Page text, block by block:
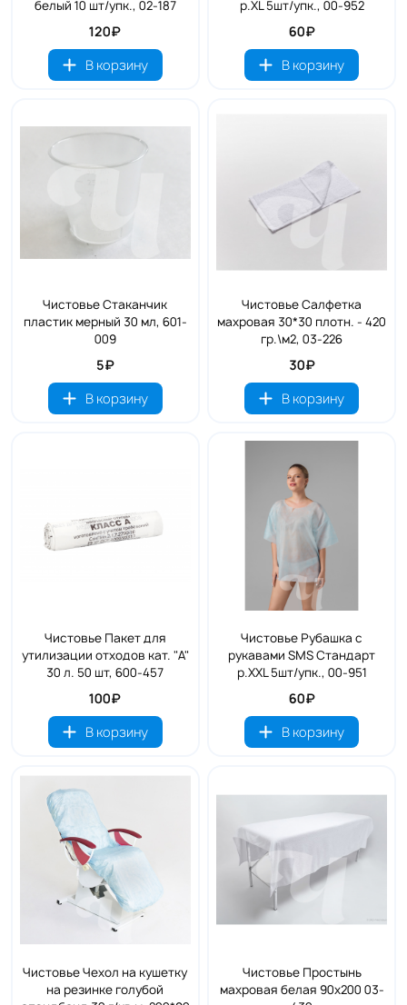
белый 10 шт/упк., 02-187
120₽
В корзину
р.ХL 5шт/упк., 00-952
60₽
В корзину
Чистовье Стаканчик
пластик мерный 30 мл, 601-
009
5₽
В корзину
Чистовье Салфетка
махровая 30*30 плотн. - 420
гр.\м2, 03-226
30₽
В корзину
Чистовье Пакет для
утилизации отходов кат. "А"
30 л. 50 шт, 600-457
100₽
В корзину
Чистовье Рубашка с
рукавами SMS Стандарт
р.ХХL 5шт/упк., 00-951
60₽
В корзину
Чистовье Чехол на кушетку
на резинке голубой
Чистовье Простынь
махровая белая 90х200 03-